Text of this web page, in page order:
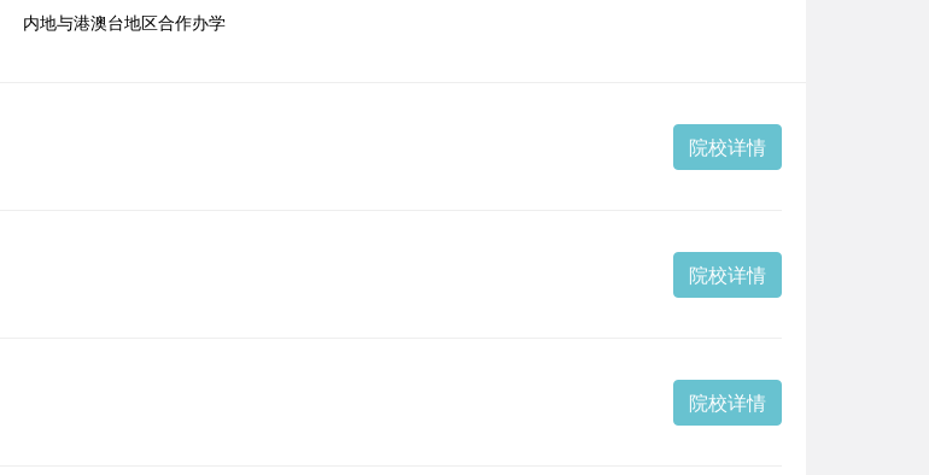
内地与港澳台地区合作办学
院校详情
院校详情
院校详情